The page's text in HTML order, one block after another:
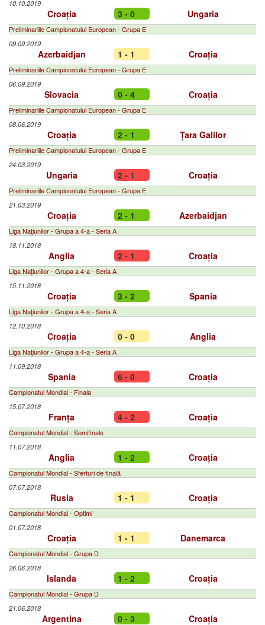
10.10.2019
Croația 3 - 0 Ungaria
Preliminariile Campionatului European - Grupa E
09.09.2019
Azerbaidjan 1 - 1 Croația
Preliminariile Campionatului European - Grupa E
06.09.2019
Slovacia 0 - 4 Croația
Preliminariile Campionatului European - Grupa E
08.06.2019
Croația 2 - 1 Țara Galilor
Preliminariile Campionatului European - Grupa E
24.03.2019
Ungaria 2 - 1 Croația
Preliminariile Campionatului European - Grupa E
21.03.2019
Croația 2 - 1 Azerbaidjan
Liga Naţiunilor - Grupa a 4-a - Seria A
18.11.2018
Anglia 2 - 1 Croația
Liga Naţiunilor - Grupa a 4-a - Seria A
15.11.2018
Croația 3 - 2 Spania
Liga Naţiunilor - Grupa a 4-a - Seria A
12.10.2018
Croația 0 - 0 Anglia
Liga Naţiunilor - Grupa a 4-a - Seria A
11.09.2018
Spania 6 - 0 Croația
Campionatul Mondial - Finala
15.07.2018
Franța 4 - 2 Croația
Campionatul Mondial - Semifinale
11.07.2018
Anglia 1 - 2 Croația
Campionatul Mondial - Sferturi de finală
07.07.2018
Rusia 1 - 1 Croația
Campionatul Mondial - Optimi
01.07.2018
Croația 1 - 1 Danemarca
Campionatul Mondial - Grupa D
26.06.2018
Islanda 1 - 2 Croația
Campionatul Mondial - Grupa D
21.06.2018
Argentina 0 - 3 Croația